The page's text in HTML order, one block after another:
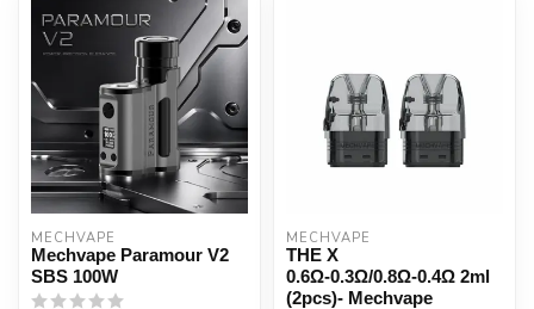
MECHVAPE
Mechvape Paramour V2
SBS 100W
MECHVAPE
THE X
0.6Ω-0.3Ω/0.8Ω-0.4Ω 2ml
(2pcs)- Mechvape